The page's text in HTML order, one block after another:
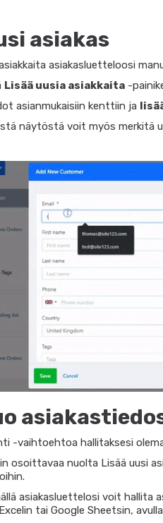
asiakas
asiakasluetteloosi
Lisää uusia asiakkaita -
asianmukaisiin kenttiin ja
näytöstä voit myös merkitä
-vaihtoehtoa hallitaksesi
osoittavaa nuolta Lisää uusi
asiakasluettelosi voit hallita
tai Google Sheetsin,